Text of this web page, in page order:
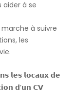
aider à se
marche à suivre
les
𝗹𝗲𝘀 𝗹𝗼𝗰𝗮𝘂𝘅 𝗱𝗲
𝗱’𝘂𝗻 𝗖𝗩